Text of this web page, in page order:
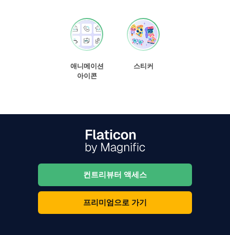
애니메이션
아이콘
스티커
컨트리뷰터 액세스
프리미엄으로 가기